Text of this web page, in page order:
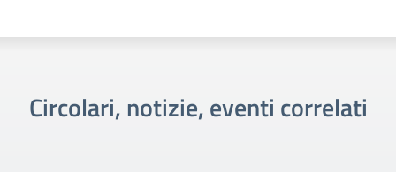
Circolari, notizie, eventi correlati